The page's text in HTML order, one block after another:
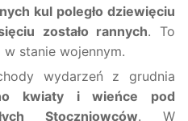
kul poległo dziewięciu
zostało rannych. To
stanie wojennym.
wydarzeń z grudnia
kwiaty i wieńce pod
Stoczniowców. W